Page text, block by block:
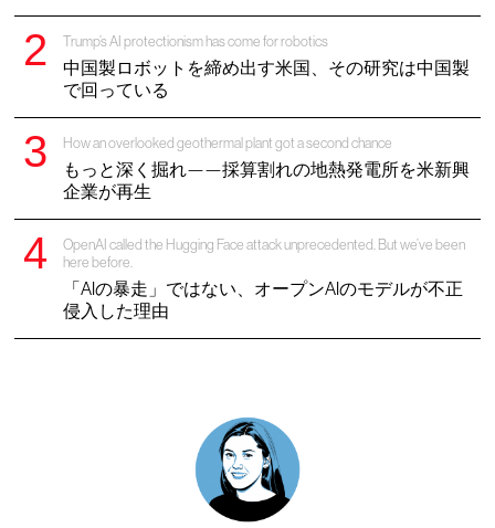
Trump’s AI protectionism has come for robotics
中国製ロボットを締め出す米国、その研究は中国製
で回っている
How an overlooked geothermal plant got a second chance
もっと深く掘れ——採算割れの地熱発電所を米新興
企業が再生
OpenAI called the Hugging Face attack unprecedented. But we’ve been
here before.
「AIの暴走」ではない、オープンAIのモデルが不正
侵入した理由